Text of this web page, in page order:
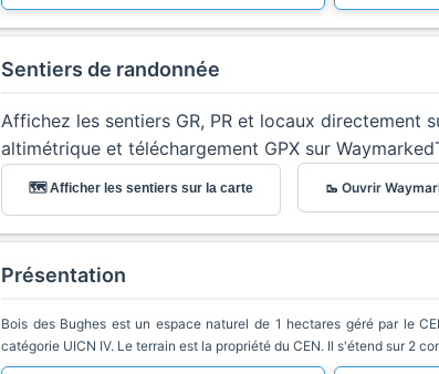
Sentiers de randonnée
Affichez les sentiers GR, PR et locaux
altimétrique et téléchargement GPX sur
🗺️ Afficher les sentiers sur la carte 🥾 Ouvrir
Présentation
Bois des Bughes est un espace naturel de 1 hectares géré par le
catégorie UICN IV. Le terrain est la propriété du CEN. Il s'étend sur 2